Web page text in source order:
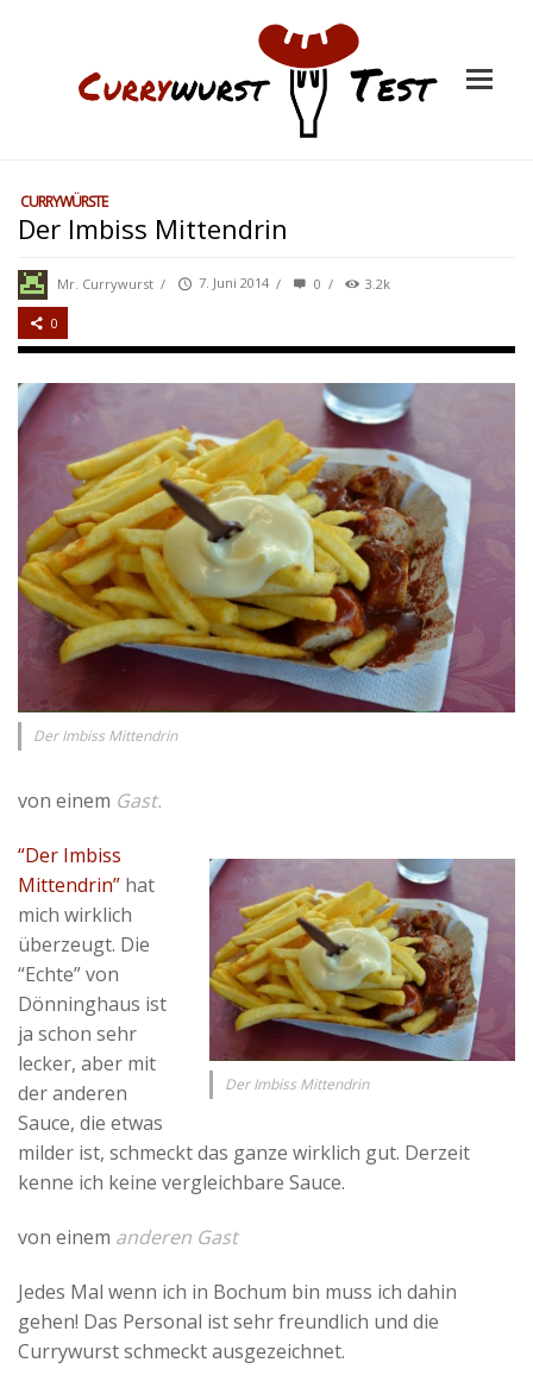
CURRYWÜRSTE
Der Imbiss Mittendrin
Mr. Currywurst / 7. Juni 2014 / 0 / 3.2k
0
Der Imbiss Mittendrin
von einem Gast.
Der Imbiss Mittendrin
“Der Imbiss
Mittendrin” hat
mich wirklich
überzeugt. Die
“Echte” von
Dönninghaus ist
ja schon sehr
lecker, aber mit
der anderen
Sauce, die etwas
milder ist, schmeckt das ganze wirklich gut. Derzeit
kenne ich keine vergleichbare Sauce.
von einem anderen Gast
Jedes Mal wenn ich in Bochum bin muss ich dahin
gehen! Das Personal ist sehr freundlich und die
Currywurst schmeckt ausgezeichnet.